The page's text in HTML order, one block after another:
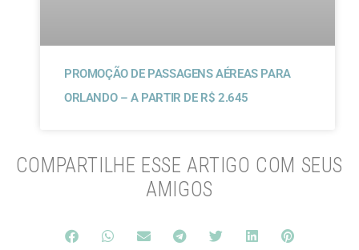
PROMOÇÃO DE PASSAGENS AÉREAS PARA
ORLANDO – A PARTIR DE R$ 2.645
COMPARTILHE ESSE ARTIGO COM SEUS
AMIGOS